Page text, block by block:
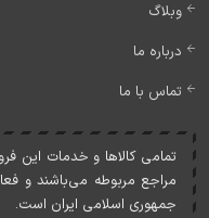
وبلاگ
درباره ما
تماس با ما
تمامی کالاها و خدمات اين
مراجع مربوطه می‌باشند و
جمهوری اسلامی ايران است.